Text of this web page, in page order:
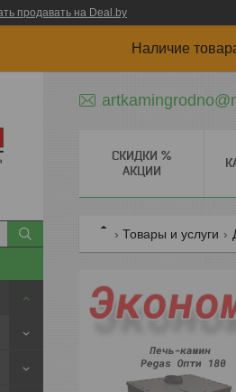
продавать на Deal.by
Наличие
СКИДКИ %
АКЦИИ
Товары и услуги